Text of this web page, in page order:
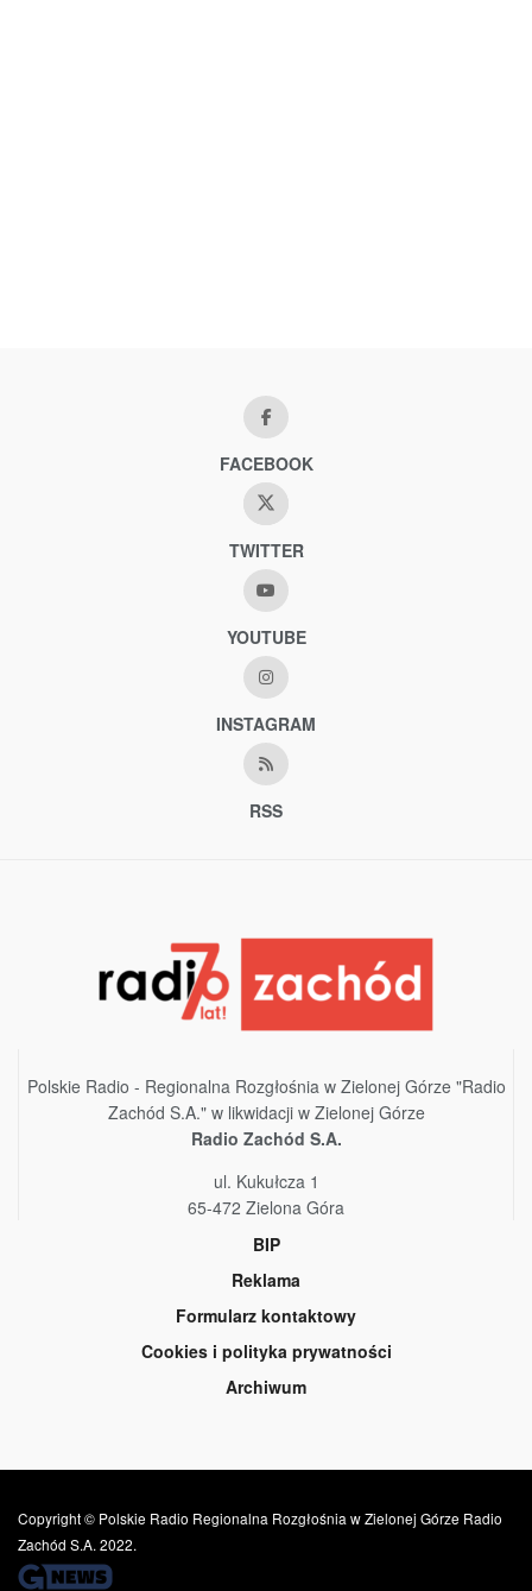
FACEBOOK
TWITTER
YOUTUBE
INSTAGRAM
RSS
Polskie Radio - Regionalna Rozgłośnia w Zielonej Górze "Radio
Zachód S.A." w likwidacji w Zielonej Górze
Radio Zachód S.A.
ul. Kukułcza 1
65-472 Zielona Góra
BIP
Reklama
Formularz kontaktowy
Cookies i polityka prywatności
Archiwum
Copyright © Polskie Radio Regionalna Rozgłośnia w Zielonej Górze Radio
Zachód S.A. 2022.